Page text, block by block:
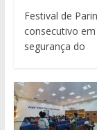
Festival de
consecutivo
segurança do